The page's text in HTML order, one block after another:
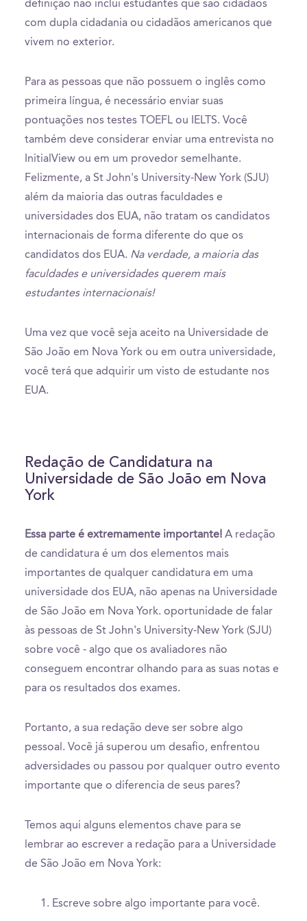
definição não inclui estudantes que são cidadãos
com dupla cidadania ou cidadãos americanos que
vivem no exterior.
Para as pessoas que não possuem o inglês como
primeira língua, é necessário enviar suas
pontuações nos testes TOEFL ou IELTS. Você
também deve considerar enviar uma entrevista no
InitialView ou em um provedor semelhante.
Felizmente, a St John's University-New York (SJU)
além da maioria das outras faculdades e
universidades dos EUA, não tratam os candidatos
internacionais de forma diferente do que os
candidatos dos EUA. Na verdade, a maioria das
faculdades e universidades querem mais
estudantes internacionais!
Uma vez que você seja aceito na Universidade de
São João em Nova York ou em outra universidade,
você terá que adquirir um visto de estudante nos
EUA.
Redação de Candidatura na
Universidade de São João em Nova
York
Essa parte é extremamente importante! A redação
de candidatura é um dos elementos mais
importantes de qualquer candidatura em uma
universidade dos EUA, não apenas na Universidade
de São João em Nova York. oportunidade de falar
às pessoas de St John's University-New York (SJU)
sobre você - algo que os avaliadores não
conseguem encontrar olhando para as suas notas e
para os resultados dos exames.
Portanto, a sua redação deve ser sobre algo
pessoal. Você já superou um desafio, enfrentou
adversidades ou passou por qualquer outro evento
importante que o diferencia de seus pares?
Temos aqui alguns elementos chave para se
lembrar ao escrever a redação para a Universidade
de São João em Nova York:
Escreve sobre algo importante para você.